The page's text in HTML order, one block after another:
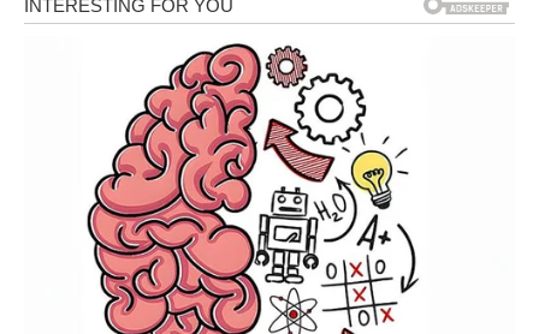
Pločice od žitarica: Još jedna zamka
Iako mnogi smatraju pločice od žitarica idealnim
rešenjem za doručak, istina je da često sadrže više
šećera nego neki deserti. Ove pločice često su
obogaćene čokoladnim mrvicama ili sušenim voćem, što
dodatno povećava njihov kalorijski sadržaj.
konzumiraju ujutro, kada telo još nije potpuno
probuđeno, nagli unos šećera može izazvati velike
oscilacije u energiji tokom dana. Umesto efikasnog
početka dana, to može dovesti do brzih skokova i padova